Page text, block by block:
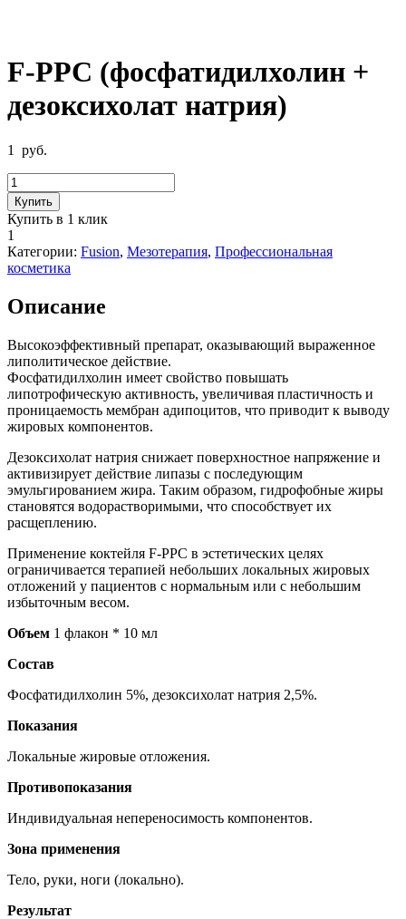
F-PPC (фосфатидилхолин +
дезоксихолат натрия)
1
руб.
Количество
товара
F-
PPC
(фосфатидилхолин
+
дезоксихолат
Купить
Купить в 1 клик
1
Категории: Fusion, Мезотерапия, Профессиональная
косметика
Описание
Высокоэффективный препарат, оказывающий выраженное
липолитическое действие.
Фосфатидилхолин имеет свойство повышать
липотрофическую активность, увеличивая пластичность и
проницаемость мембран адипоцитов, что приводит к выводу
жировых компонентов.
Дезоксихолат натрия снижает поверхностное напряжение и
активизирует действие липазы с последующим
эмульгированием жира. Таким образом, гидрофобные жиры
становятся водорастворимыми, что способствует их
расщеплению.
Применение коктейля F-PPC в эстетических целях
ограничивается терапией небольших локальных жировых
отложений у пациентов с нормальным или с небольшим
избыточным весом.
Объем 1 флакон * 10 мл
Состав
Фосфатидилхолин 5%, дезоксихолат натрия 2,5%.
Показания
Локальные жировые отложения.
Противопоказания
Индивидуальная непереносимость компонентов.
Зона применения
Тело, руки, ноги (локально).
Результат